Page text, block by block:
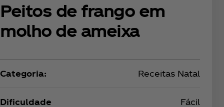
Peitos de frango em
molho de ameixa
Categoria: Receitas Natal
Dificuldade Fácil